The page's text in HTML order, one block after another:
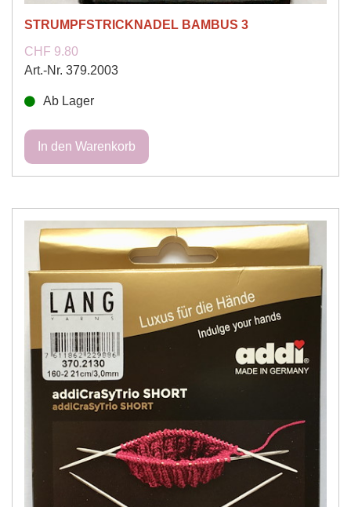
STRUMPFSTRICKNADEL BAMBUS 3
CHF 9.80
Art.-Nr. 379.2003
Ab Lager